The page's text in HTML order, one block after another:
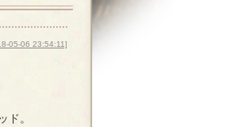
05-06 23:54:11]
。